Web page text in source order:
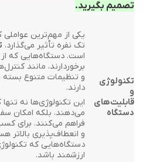
تصمیم بگیرید.
تکنولوژی
و
قابلیت‌های
دستگاه
یکی از مهم‌ترین
تک نفره تأثیر می‌گذارد،
است. دستگاه‌هایی که
برخوردارند، مانند
و تنظیمات متنوع بسته
دارند.
این تکنولوژی‌ها نه
می‌دهند، بلکه امکان
فراهم می‌کنند. برای
و انعطاف‌پذیری بالاتر
دستگاه‌هایی که
ارزشمند باشد.